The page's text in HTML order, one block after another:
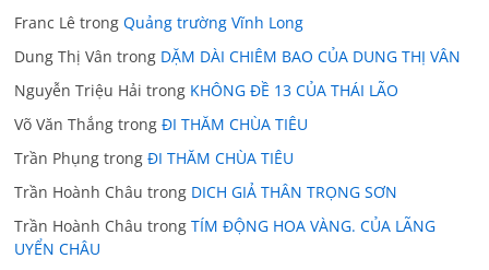
Franc Lê trongQuảng trường Vĩnh Long
Dung Thị Vân trong DẶM DÀI CHIÊM BAO CỦA DUNG THỊ VÂN
Nguyễn Triệu Hải trong KHÔNG ĐỀ 13 CỦA THÁI LÃO
Võ Văn Thắng trongĐI THĂM CHÙA TIÊU
Trần Phụng trongĐI THĂM CHÙA TIÊU
Trần Hoành Châu trong DICH GIẢ THÂN TRỌNG SƠN
Trần Hoành Châu trongTÍM ĐỘNG HOA VÀNG. CỦA LÃNG
UYỂN CHÂU